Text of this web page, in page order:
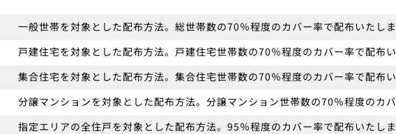
一般世帯を対象とした配布方法。総世帯数の70％程度のカバー率で配布いたしま
戸建住宅を対象とした配布方法。戸建住宅世帯数の70％程度のカバー率で配布い
集合住宅を対象とした配布方法。集合住宅世帯数の70％程度のカバー率で配布い
分譲マンションを対象とした配布方法。分譲マンション世帯数の70％程度のカバ
指定エリアの全住戸を対象とした配布方法。95％程度のカバー率で配布いたしま